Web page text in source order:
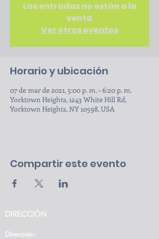
Las entradas no están a la
venta
Ver otros eventos
Horario y ubicación
07 de mar de 2021, 5:00 p. m. – 6:20 p. m.
Yorktown Heights, 1243 White Hill Rd,
Yorktown Heights, NY 10598, USA
Compartir este evento
DIRECCIÓN
Dirección: